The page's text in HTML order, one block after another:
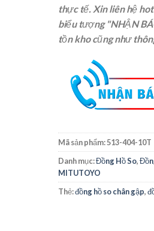
thực tế. Xin liên hệ
biểu tượng "NHẬN
tồn kho cũng như
Mã sản phẩm:513-404-10T
Danh mục:Đồng Hồ So,
MITUTOYO
Thẻ:đồng hồ so chân gập,